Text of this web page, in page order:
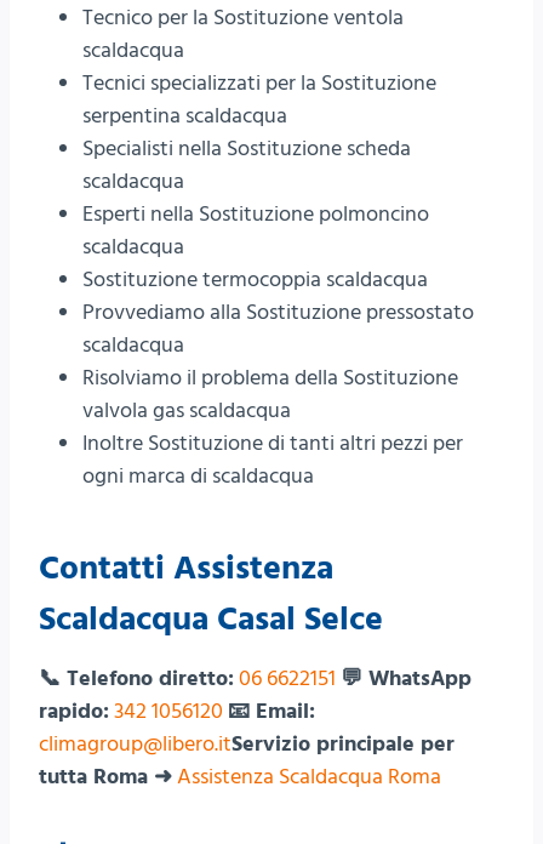
Tecnico per la Sostituzione ventola
scaldacqua
Tecnici specializzati per la Sostituzione
serpentina scaldacqua
Specialisti nella Sostituzione scheda
scaldacqua
Esperti nella Sostituzione polmoncino
scaldacqua
Sostituzione termocoppia scaldacqua
Provvediamo alla Sostituzione pressostato
scaldacqua
Risolviamo il problema della Sostituzione
valvola gas scaldacqua
Inoltre Sostituzione di tanti altri pezzi per
ogni marca di scaldacqua
Contatti Assistenza
Scaldacqua Casal Selce
📞 Telefono diretto: 06 6622151 💬 WhatsApp
rapido: 342 1056120 📧 Email:
climagroup@libero.itServizio principale per
tutta Roma ➜Assistenza Scaldacqua Roma